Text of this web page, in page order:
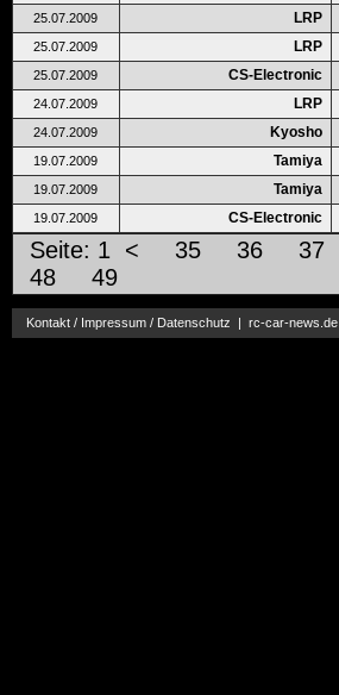
25.07.2009 LRP
25.07.2009 LRP
25.07.2009 CS-Electronic
24.07.2009 LRP
24.07.2009 Kyosho
19.07.2009 Tamiya
19.07.2009 Tamiya
19.07.2009 CS-Electronic
Seite: 1 < 35 36 37
48
49
Kontakt / Impressum / Datenschutz | rc-car-news.de